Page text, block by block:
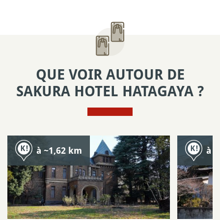
QUE VOIR AUTOUR DE
SAKURA HOTEL HATAGAYA ?
à ~1,62 km à